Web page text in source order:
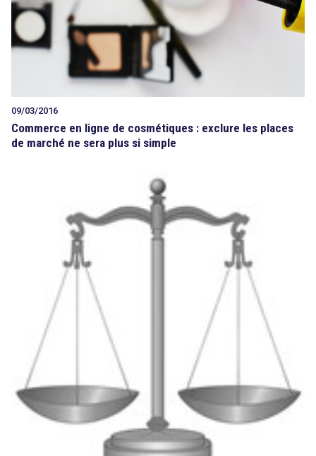
09/03/2016
Commerce en ligne de cosmétiques : exclure les places
de marché ne sera plus si simple